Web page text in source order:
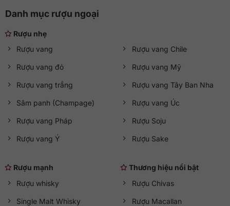
Danh mục rượu ngoại
Rượu nhẹ
Rượu vang
Rượu vang đỏ
Rượu vang trắng
Sâm panh (Champage)
Rượu vang Pháp
Rượu vang Ý
Rượu vang Chile
Rượu vang Mỹ
Rượu vang Tây Ban Nha
Rượu vang Úc
Rượu Soju
Rượu Sake
Rượu mạnh
Rượu whisky
Single Malt Whisky
Thương hiệu nổi bật
Rượu Chivas
Rượu Macallan